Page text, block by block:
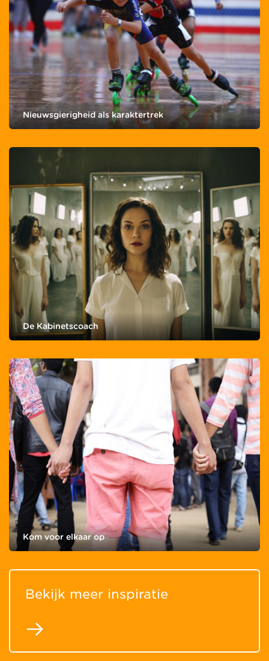
Nieuwsgierigheid als karaktertrek
De Kabinetscoach
Kom voor elkaar op
Bekijk meer inspiratie